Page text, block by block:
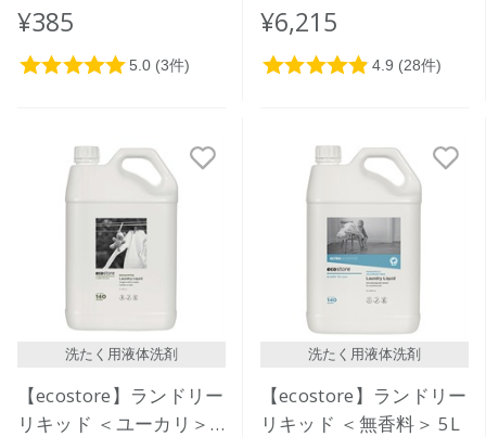
＞
¥385
＆オレンジ＞5L
¥6,215
洗たく用液体洗剤
【ecostore】ランドリー
リキッド ＜ユーカリ＞
洗たく用液体洗剤
【ecostore】ランドリー
リキッド ＜無香料＞ 5L